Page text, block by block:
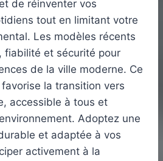
de réinventer vos
tout en limitant votre
Les modèles récents
fiabilité et sécurité pour
de la ville moderne. Ce
la transition vers
accessible à tous et
Adoptez une
et adaptée à vos
activement à la